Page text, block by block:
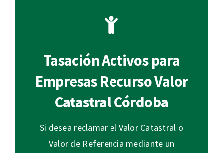
Tasación Activos para
Empresas Recurso Valor
Catastral Córdoba
Si desea reclamar el Valor Catastral o
Valor de Referencia mediante un